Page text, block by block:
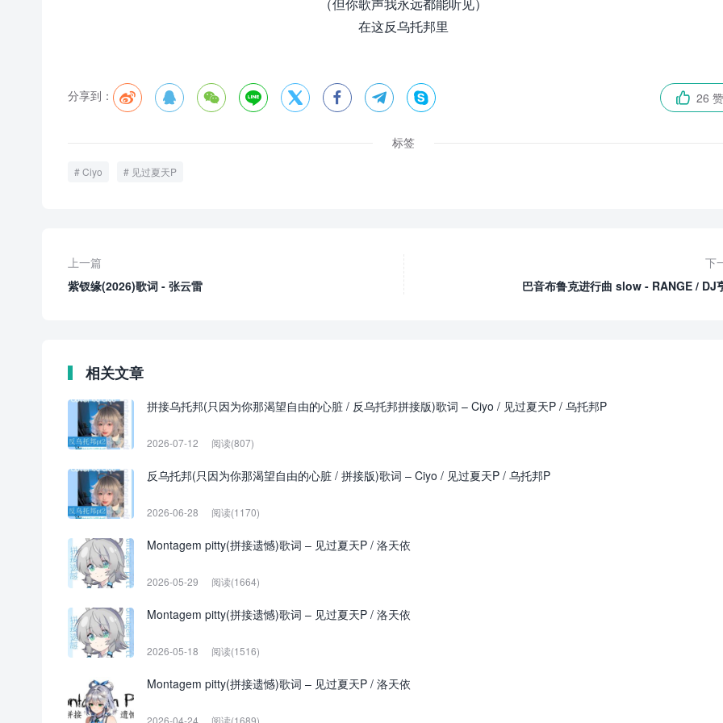
在这反乌托邦里
分享到：          26 赞
标签
Ciyo 见过夏天P
上一篇
紫钗缘(2026)歌词 - 张云雷
下
巴音布鲁克进行曲 slow - RANGE / DJ
相关文章
拼接乌托邦(只因为你那渴望自由的心脏 / 反乌托邦拼接版)歌词 – Ciyo / 见过夏天P / 乌托邦P
2026-07-12 阅读(807)
反乌托邦(只因为你那渴望自由的心脏 / 拼接版)歌词 – Ciyo / 见过夏天P / 乌托邦P
2026-06-28 阅读(1170)
Montagem pitty(拼接遗憾)歌词 – 见过夏天P / 洛天依
2026-05-29 阅读(1664)
Montagem pitty(拼接遗憾)歌词 – 见过夏天P / 洛天依
2026-05-18 阅读(1516)
Montagem pitty(拼接遗憾)歌词 – 见过夏天P / 洛天依
2026-04-24 阅读(1689)